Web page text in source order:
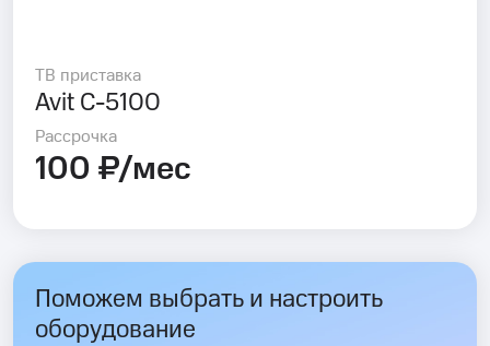
ТВ приставка
Avit C-5100
Рассрочка
100 ₽/мес
Поможем выбрать и настроить
оборудование